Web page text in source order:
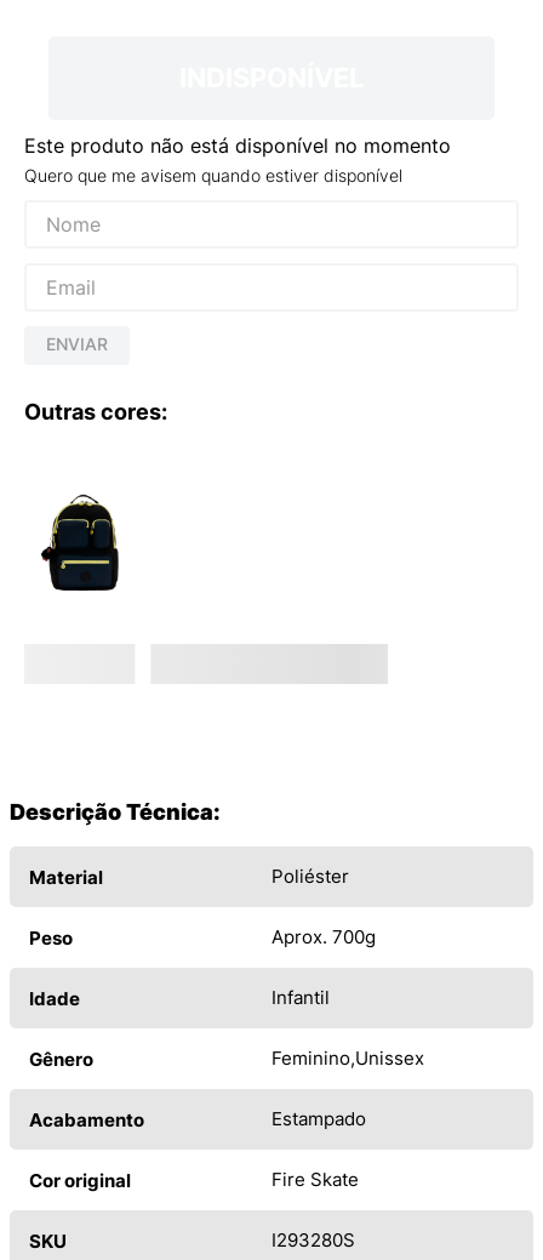
Este produto não está disponível no momento
Quero que me avisem quando estiver disponível
ENVIAR
Outras cores:
Descrição Técnica:
Material Poliéster
Peso Aprox. 700g
Idade Infantil
Gênero Feminino Unissex
Acabamento Estampado
Cor original Fire Skate
SKU I293280S